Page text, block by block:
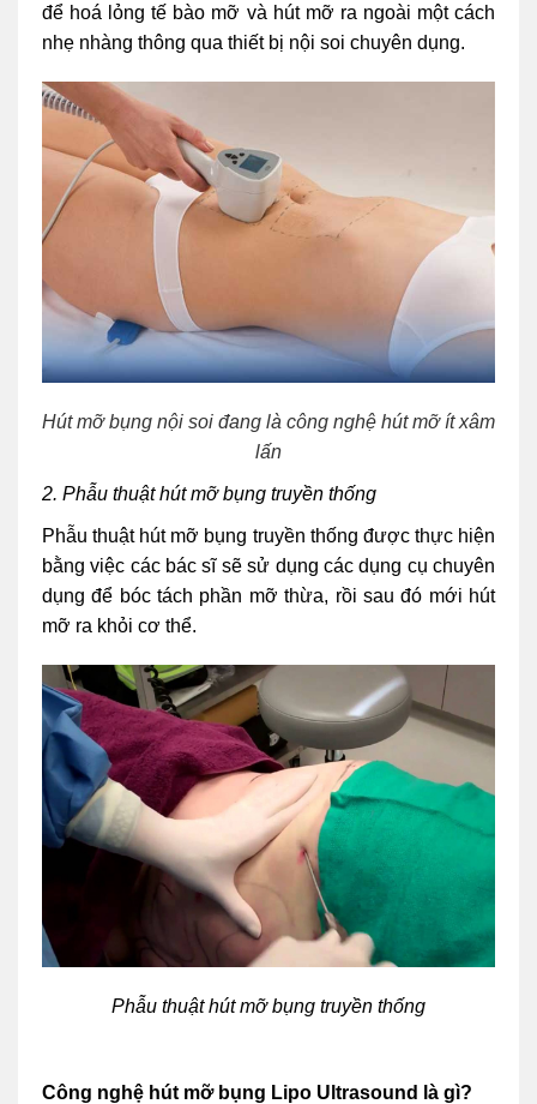
để hoá lỏng tế bào mỡ và hút mỡ ra ngoài một cách
nhẹ nhàng thông qua thiết bị nội soi chuyên dụng.
Hút mỡ bụng nội soi đang là công nghệ hút mỡ ít xâm
lấn
2. Phẫu thuật hút mỡ bụng truyền thống
Phẫu thuật hút mỡ bụng truyền thống được thực hiện
bằng việc các bác sĩ sẽ sử dụng các dụng cụ chuyên
dụng để bóc tách phần mỡ thừa, rồi sau đó mới hút
mỡ ra khỏi cơ thể.
Phẫu thuật hút mỡ bụng truyền thống
Công nghệ hút mỡ bụng Lipo Ultrasound là gì?